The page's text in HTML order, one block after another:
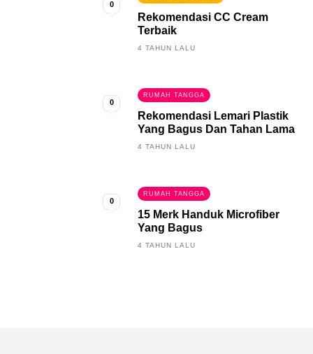
0
Rekomendasi CC Cream
Terbaik
4 TAHUN LALU
0
RUMAH TANGGA
Rekomendasi Lemari Plastik
Yang Bagus Dan Tahan Lama
4 TAHUN LALU
0
RUMAH TANGGA
15 Merk Handuk Microfiber
Yang Bagus
4 TAHUN LALU